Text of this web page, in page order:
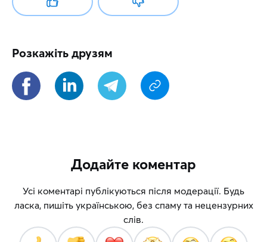
Розкажіть друзям
Додайте коментар
Усі коментарі публікуються після модерації. Будь
ласка, пишіть українською, без спаму та нецензурних
слів.